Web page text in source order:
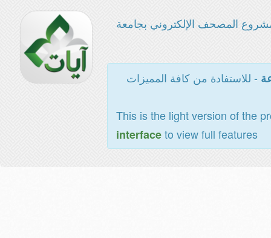
المصحف الإلكتروني بجامعة
- للاستفادة من كافة المميزات
This is the light version of the
interfaceto view full features